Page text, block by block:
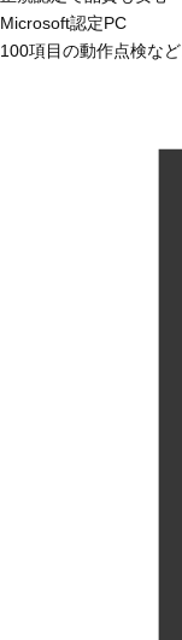
Microsoft認定PC
100項目の動作点検な